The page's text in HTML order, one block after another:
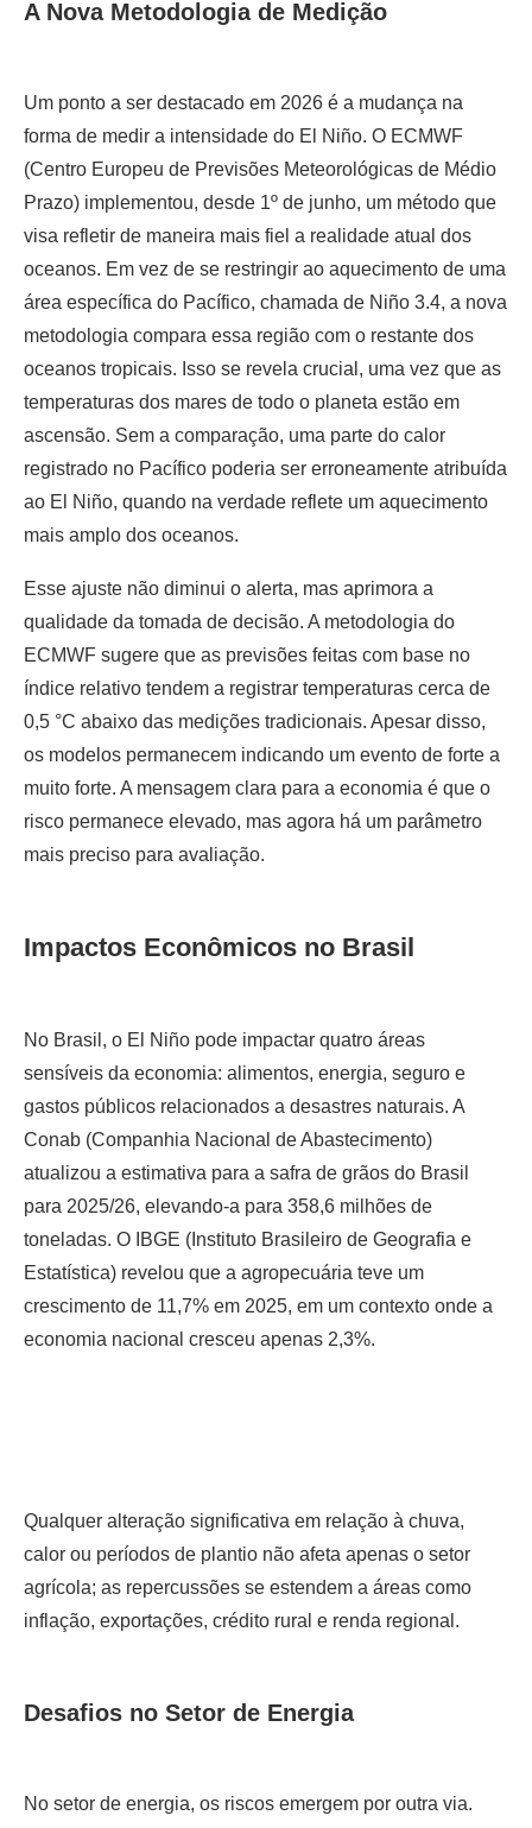
A Nova Metodologia de Medição
Um ponto a ser destacado em 2026 é a mudança na
forma de medir a intensidade do El Niño. O ECMWF
(Centro Europeu de Previsões Meteorológicas de Médio
Prazo) implementou, desde 1º de junho, um método que
visa refletir de maneira mais fiel a realidade atual dos
oceanos. Em vez de se restringir ao aquecimento de uma
área específica do Pacífico, chamada de Niño 3.4, a nova
metodologia compara essa região com o restante dos
oceanos tropicais. Isso se revela crucial, uma vez que as
temperaturas dos mares de todo o planeta estão em
ascensão. Sem a comparação, uma parte do calor
registrado no Pacífico poderia ser erroneamente atribuída
ao El Niño, quando na verdade reflete um aquecimento
mais amplo dos oceanos.
Esse ajuste não diminui o alerta, mas aprimora a
qualidade da tomada de decisão. A metodologia do
ECMWF sugere que as previsões feitas com base no
índice relativo tendem a registrar temperaturas cerca de
0,5 °C abaixo das medições tradicionais. Apesar disso,
os modelos permanecem indicando um evento de forte a
muito forte. A mensagem clara para a economia é que o
risco permanece elevado, mas agora há um parâmetro
mais preciso para avaliação.
Impactos Econômicos no Brasil
No Brasil, o El Niño pode impactar quatro áreas
sensíveis da economia: alimentos, energia, seguro e
gastos públicos relacionados a desastres naturais. A
Conab (Companhia Nacional de Abastecimento)
atualizou a estimativa para a safra de grãos do Brasil
para 2025/26, elevando-a para 358,6 milhões de
toneladas. O IBGE (Instituto Brasileiro de Geografia e
Estatística) revelou que a agropecuária teve um
crescimento de 11,7% em 2025, em um contexto onde a
economia nacional cresceu apenas 2,3%.
Qualquer alteração significativa em relação à chuva,
calor ou períodos de plantio não afeta apenas o setor
agrícola; as repercussões se estendem a áreas como
inflação, exportações, crédito rural e renda regional.
Desafios no Setor de Energia
No setor de energia, os riscos emergem por outra via.